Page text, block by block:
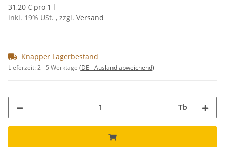
31,20 € pro 1 l
inkl. 19% USt. , zzgl. Versand
Knapper Lagerbestand
Lieferzeit:2 - 5 Werktage (DE - Ausland abweichend)
Tb